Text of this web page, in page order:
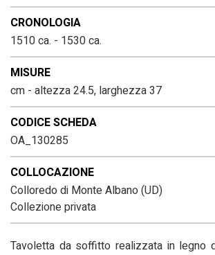
CRONOLOGIA
1510 ca. - 1530 ca.
MISURE
cm - altezza 24.5, larghezza 37
CODICE SCHEDA
OA_130285
COLLOCAZIONE
Colloredo di Monte Albano (UD)
Collezione privata
Tavoletta da soffitto realizzata in legno